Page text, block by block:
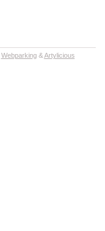
Webparking&Artylicious